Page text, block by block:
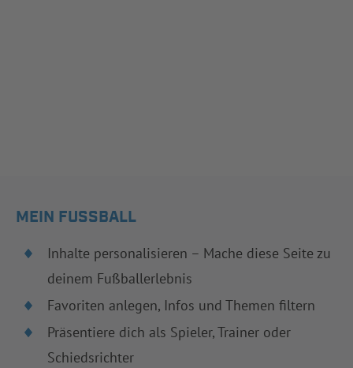
MEIN FUSSBALL
Inhalte personalisieren – Mache diese Seite zu
deinem Fußballerlebnis
Favoriten anlegen, Infos und Themen filtern
Präsentiere dich als Spieler, Trainer oder
Schiedsrichter